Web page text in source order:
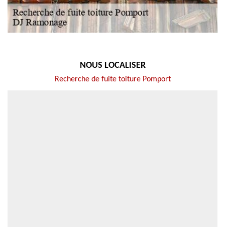
NOUS LOCALISER
Recherche de fuite toiture Pomport